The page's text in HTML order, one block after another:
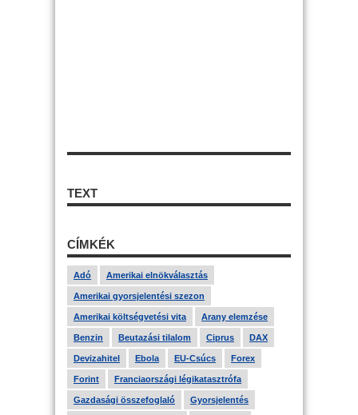
TEXT
CÍMKÉK
Adó Amerikai elnökválasztás
Amerikai gyorsjelentési szezon
Amerikai költségvetési vita Arany elemzése
Benzin Beutazási tilalom Ciprus DAX
Devizahitel Ebola EU-Csúcs Forex
Forint Franciaországi légikatasztrófa
Gazdasági összefoglaló Gyorsjelentés